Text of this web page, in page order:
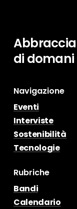
Abbraccia
di domani
Navigazione
Eventi
Interviste
Sostenibilità
Tecnologie
Rubriche
Bandi
Calendario